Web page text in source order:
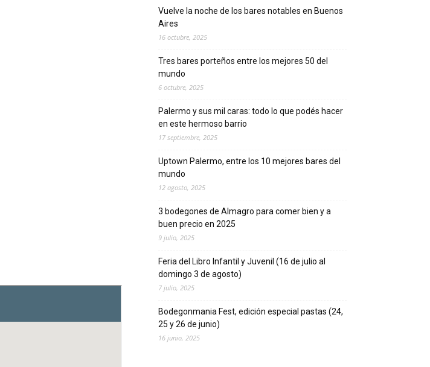
Vuelve la noche de los bares notables en Buenos
Aires
16 octubre, 2025
Tres bares porteños entre los mejores 50 del
mundo
6 octubre, 2025
Palermo y sus mil caras: todo lo que podés hacer
en este hermoso barrio
17 septiembre, 2025
Uptown Palermo, entre los 10 mejores bares del
mundo
12 agosto, 2025
3 bodegones de Almagro para comer bien y a
buen precio en 2025
9 julio, 2025
Feria del Libro Infantil y Juvenil (16 de julio al
domingo 3 de agosto)
7 julio, 2025
Bodegonmania Fest, edición especial pastas (24,
25 y 26 de junio)
16 junio, 2025